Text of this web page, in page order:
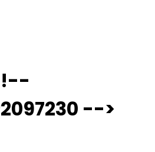
-->